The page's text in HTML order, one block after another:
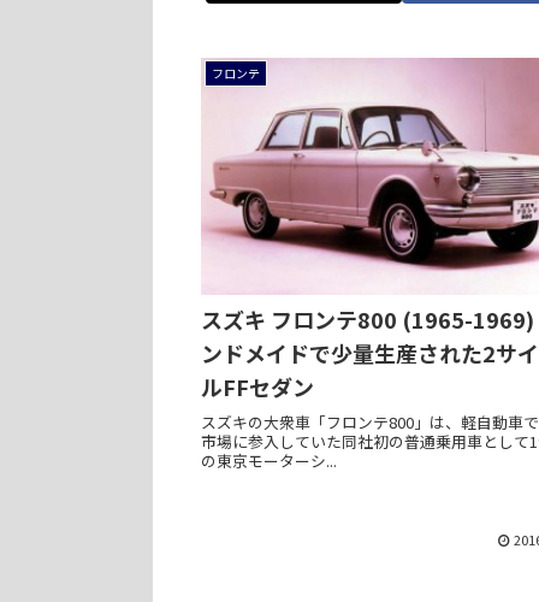
フロンテ
スズキ フロンテ800 (1965-1969)
ンドメイドで少量生産された2サ
ルFFセダン
スズキの大衆車「フロンテ800」は、軽自動車
市場に参入していた同社初の普通乗用車として
の東京モーターシ...